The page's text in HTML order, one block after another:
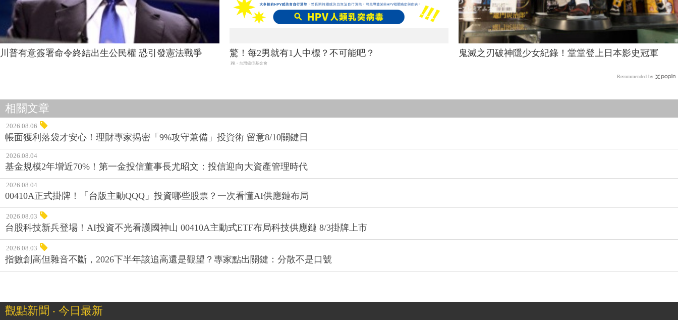
川普有意簽署命令終結出生公民權 恐引發憲法戰爭 驚！每2男就有1人中標？不可能吧？
PR・台灣癌症基金會
鬼滅之刃破神隱少女紀錄！堂堂登上日本影史冠軍
Recommended by
相關文章
2026.08.06
帳面獲利落袋才安心！理財專家揭密「9%攻守兼備」投資術 留意8/10關鍵日
2026.08.04
基金規模2年增近70%！第一金投信董事長尤昭文：投信迎向大資產管理時代
2026.08.04
00410A正式掛牌！「台版主動QQQ」投資哪些股票？一次看懂AI供應鏈布局
2026.08.03
台股科技新兵登場！AI投資不光看護國神山 00410A主動式ETF布局科技供應鏈 8/3掛牌上市
2026.08.03
指數創高但雜音不斷，2026下半年該追高還是觀望？專家點出關鍵：分散不是口號
觀點新聞 ‧ 今日最新